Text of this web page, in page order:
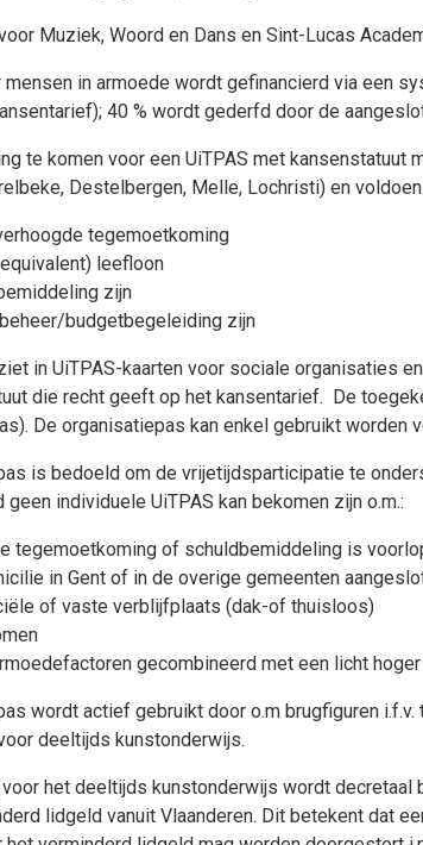
Muziek, Woord en Dans en Sint-Lucas
mensen in armoede wordt gefinancierd via een
40 % wordt gederfd door de
te komen voor een UiTPAS met
Destelbergen, Melle, Lochristi) en
tegemoetkoming
leefloon
zijn
budgetbegeleiding zijn
in UiTPAS-kaarten voor sociale organisaties
die recht geeft op het kansentarief. De
De organisatiepas kan enkel gebruikt worden
is bedoeld om de vrijetijdsparticipatie te
geen individuele UiTPAS kan bekomen zijn o.m.:
tegemoetkoming of schuldbemiddeling is
in Gent of in de overige gemeenten
of vaste verblijfplaats (dak-of thuisloos)
gecombineerd met een licht
wordt actief gebruikt door o.m brugfiguren
deeltijds kunstonderwijs.
het deeltijds kunstonderwijs wordt
lidgeld vanuit Vlaanderen. Dit betekent dat